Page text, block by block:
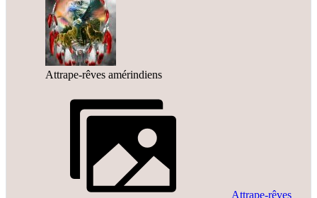
Attrape-rêves amérindiens
Attrape-rêves